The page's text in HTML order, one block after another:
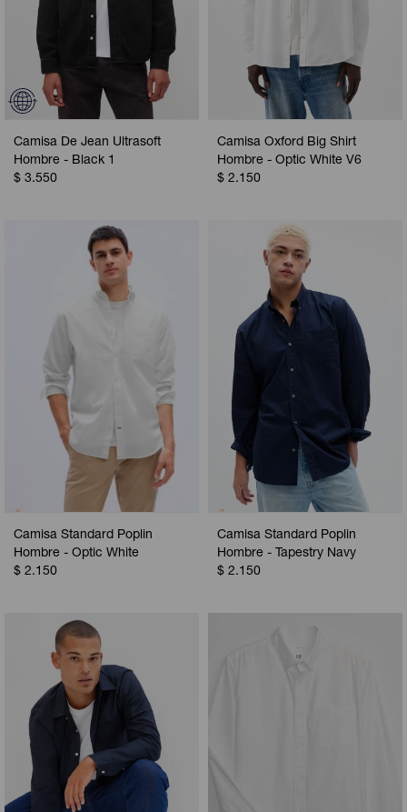
Camisa De Jean Ultrasoft
Hombre - Black 1
$ 3.550
Camisa Oxford Big Shirt
Hombre - Optic White V6
$ 2.150
Camisa Standard Poplin
Hombre - Optic White
$ 2.150
Camisa Standard Poplin
Hombre - Tapestry Navy
$ 2.150